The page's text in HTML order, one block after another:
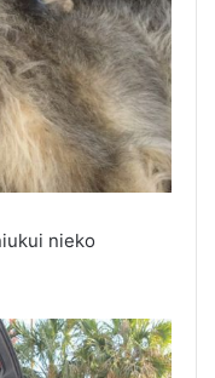
nieko